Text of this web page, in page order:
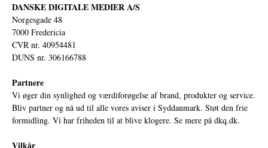
DANSKE DIGITALE MEDIER A/S
Norgesgade 48
7000 Fredericia
CVR nr. 40954481
DUNS nr. 306166788
Partnere
Vi øger din synlighed og værdiforøgelse af brand, produkter og service.
Bliv partner og nå ud til alle vores aviser i Syddanmark. Støt den frie
formidling. Vi har friheden til at blive klogere. Se mere på dkq.dk.
Vilkår